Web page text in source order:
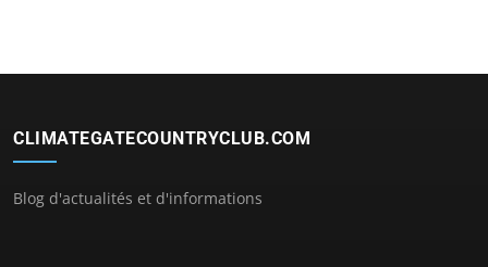
CLIMATEGATECOUNTRYCLUB.COM
Blog d'actualités et d'informations